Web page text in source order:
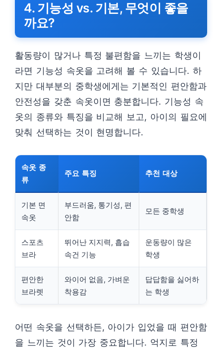
4. 기능성 vs. 기본, 무엇이 좋을
까요?
활동량이 많거나 특정 불편함을 느끼는 학생이
라면 기능성 속옷을 고려해 볼 수 있습니다. 하
지만 대부분의 중학생에게는 기본적인 편안함과
안전성을 갖춘 속옷이면 충분합니다. 기능성 속
옷의 종류와 특징을 비교해 보고, 아이의 필요에
맞춰 선택하는 것이 현명합니다.
속옷 종
류
주요 특징 추천 대상
기본 면
속옷
부드러움, 통기성, 편
안함
모든 중학생
스포츠
브라
뛰어난 지지력, 흡습
속건 기능
운동량이 많은
학생
편안한
브라렛
와이어 없음, 가벼운
착용감
답답함을 싫어하
는 학생
어떤 속옷을 선택하든, 아이가 입었을 때 편안함
을 느끼는 것이 가장 중요합니다. 억지로 특정